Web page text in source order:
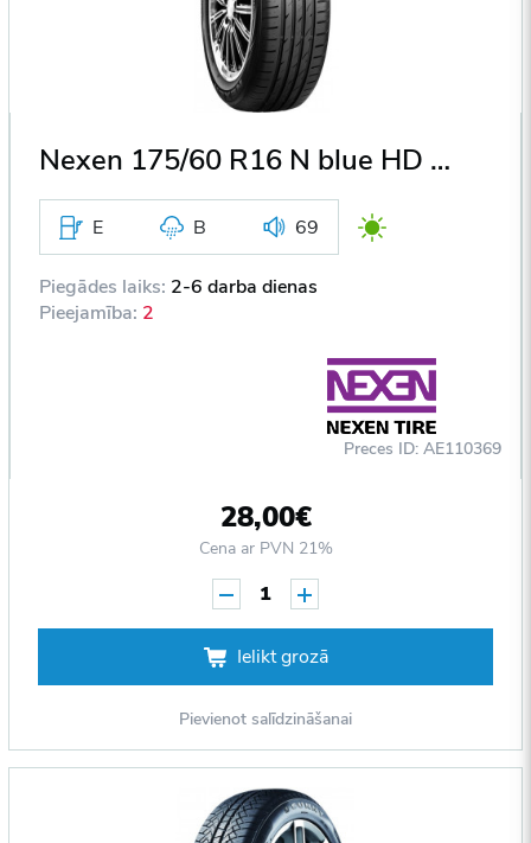
Nexen 175/60 R16 N blue HD Plus 82H DOT2014
E B 69
Piegādes laiks: 2-6 darba dienas
Pieejamība: 2
Preces ID: AE110369
28,00€
Cena ar PVN 21%
1
Ielikt grozā
Pievienot salīdzināšanai